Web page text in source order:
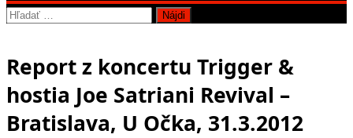
Hľadať:
Report z koncertu Trigger &
hostia Joe Satriani Revival –
Bratislava, U Očka, 31.3.2012